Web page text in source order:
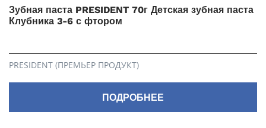
Зубная паста PRESIDENT 70г Детская зубная паста
Клубника 3-6 с фтором
PRESIDENT (ПРЕМЬЕР ПРОДУКТ)
ПОДРОБНЕЕ